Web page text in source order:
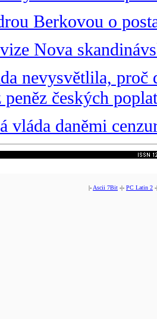
Berkovou o
Nova
nevysvětlila,
peněz českých
vláda daněmi
|- Ascii 7Bit -|- PC Latin 2